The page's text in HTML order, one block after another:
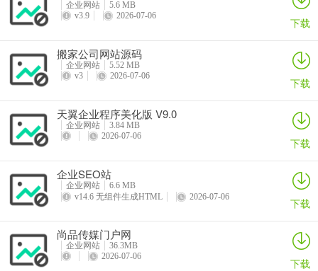
企业网站
5.6 MB
v3.9
2026-07-06 下载
搬家公司网站源码
企业网站
5.52 MB
v3
2026-07-06 下载
天翼企业程序美化版 V9.0
企业网站
3.84 MB
2026-07-06
下载
企业SEO站
企业网站
6.6 MB
v14.6 无组件生成HTML
2026-07-06 下载
尚品传媒门户网
企业网站
36.3MB
2026-07-06
下载